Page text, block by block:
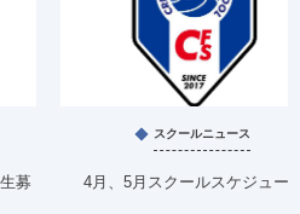
募
スクールニュース
4月、5月スクールスケジュー